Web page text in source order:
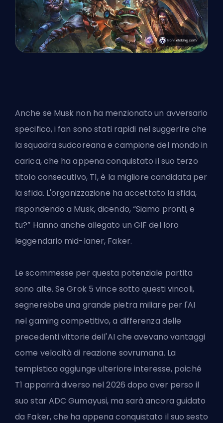
Anche se Musk non ha menzionato un avversario
specifico, i fan sono stati rapidi nel suggerire che
la squadra sudcoreana e campione del mondo in
carica, che ha appena conquistato il suo terzo
titolo consecutivo, T1, è la migliore candidata per
la sfida. L'organizzazione ha accettato la sfida,
rispondendo a Musk, dicendo, “Siamo pronti, e
tu?” Hanno anche allegato un GIF del loro
leggendario mid-laner, Faker.
Le scommesse per questa potenziale partita
sono alte. Se Grok 5 vince sotto questi vincoli,
segnerebbe una grande pietra miliare per l'AI
nel gaming competitivo, a differenza delle
precedenti vittorie dell'AI che avevano vantaggi
come velocità di reazione sovrumana. La
tempistica aggiunge ulteriore interesse, poiché
T1 apparirà diverso nel 2026 dopo aver perso il
suo star ADC Gumayusi, ma sarà ancora guidato
da Faker, che ha appena conquistato il suo sesto